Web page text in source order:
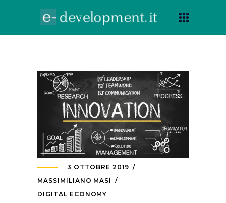
3 OTTOBRE 2019
MASSIMILIANO MASI
DIGITAL ECONOMY